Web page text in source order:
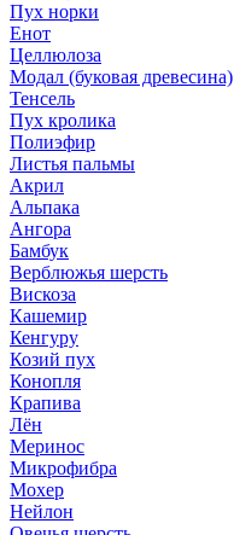
Пух норки
Енот
Целлюлоза
Модал (буковая древесина)
Тенсель
Пух кролика
Полиэфир
Листья пальмы
Акрил
Альпака
Ангора
Бамбук
Верблюжья шерсть
Вискоза
Кашемир
Кенгуру
Козий пух
Конопля
Крапива
Лён
Меринос
Микрофибра
Мохер
Нейлон